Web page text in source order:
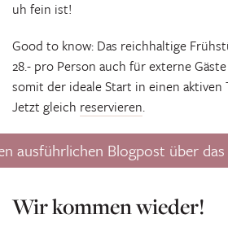
uh fein ist!
Good to know: Das reichhaltige
28.- pro Person auch für externe
somit der ideale Start in einen aktiven
Jetzt gleich reservieren.
ausführlichen Blogpost über
Wir kommen wieder!